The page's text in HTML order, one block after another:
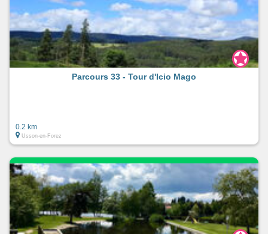
Parcours 33 - Tour d'Icio Mago
0.2 km
Usson-en-Forez